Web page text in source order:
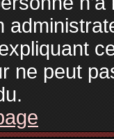
ne peut